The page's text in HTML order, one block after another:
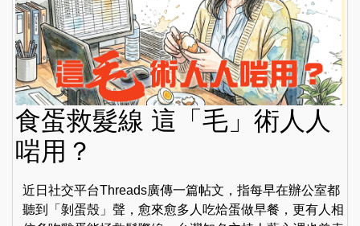
食蛋救髮線 這「毛」術人人
啱用？
近日社交平台Threads廣傳一篇帖文，指每早在辦公室都
聽到「剝蛋殼」聲，愈來愈多人吃烚蛋做早餐，更有人相